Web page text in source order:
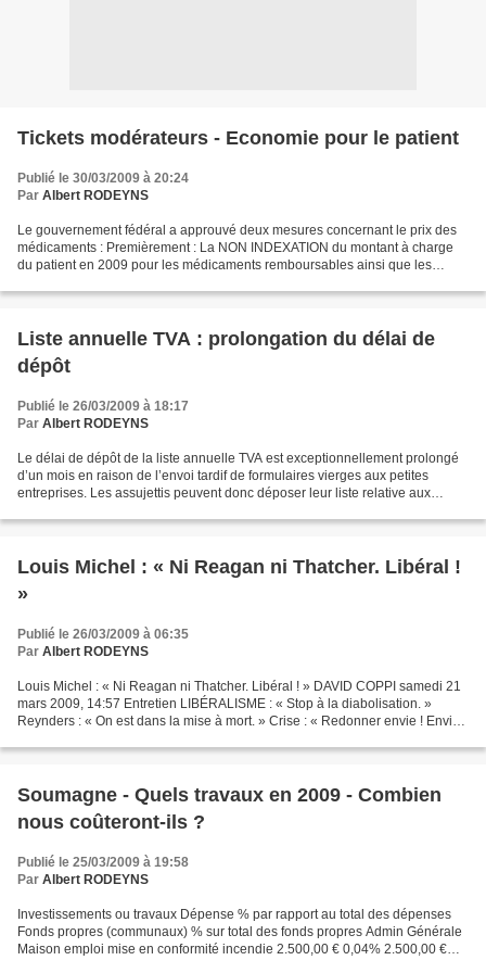
Tickets modérateurs - Economie pour le patient
Publié le 30/03/2009 à 20:24
Par Albert RODEYNS
Le gouvernement fédéral a approuvé deux mesures concernant le prix des
médicaments : Premièrement : La NON INDEXATION du montant à charge
du patient en 2009 pour les médicaments remboursables ainsi que les
Liste annuelle TVA : prolongation du délai de
dépôt
Publié le 26/03/2009 à 18:17
Par Albert RODEYNS
Le délai de dépôt de la liste annuelle TVA est exceptionnellement prolongé
d’un mois en raison de l’envoi tardif de formulaires vierges aux petites
entreprises. Les assujettis peuvent donc déposer leur liste relative aux
Louis Michel : « Ni Reagan ni Thatcher. Libéral !
»
Publié le 26/03/2009 à 06:35
Par Albert RODEYNS
Louis Michel : « Ni Reagan ni Thatcher. Libéral ! » DAVID COPPI samedi 21
mars 2009, 14:57 Entretien LIBÉRALISME : « Stop à la diabolisation. »
Reynders : « On est dans la mise à mort. » Crise : « Redonner envie ! Envie
Soumagne - Quels travaux en 2009 - Combien
nous coûteront-ils ?
Publié le 25/03/2009 à 19:58
Par Albert RODEYNS
Investissements ou travaux Dépense % par rapport au total des dépenses
Fonds propres (communaux) % sur total des fonds propres Admin Générale
Maison emploi mise en conformité incendie 2.500,00 € 0,04% 2.500,00 €